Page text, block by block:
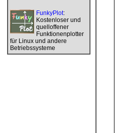
FunkyPlot:
Kostenloser und
quelloffener
Funktionenplotter
für Linux und andere
Betriebssysteme